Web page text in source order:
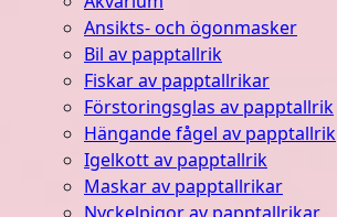
Ansikts- och ögonmasker
Bil av papptallrik
Fiskar av papptallrikar
Förstoringsglas av papptallrik
Hängande fågel av papptallrik
Igelkott av papptallrik
Maskar av papptallrikar